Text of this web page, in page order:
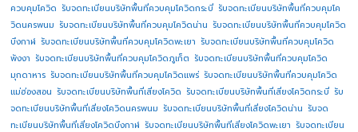
ควบคุมโควิด รับจดทะเบียนบริษัทพื้นที่ควบคุมโควิดกระบี่ รับจดทะเบียนบริษัทพื้นที่ควบคุมโค
วิดนครพนม รับจดทะเบียนบริษัทพื้นที่ควบคุมโควิดน่าน รับจดทะเบียนบริษัทพื้นที่ควบคุมโควิด
บึงกาฬ รับจดทะเบียนบริษัทพื้นที่ควบคุมโควิดพะเยา รับจดทะเบียนบริษัทพื้นที่ควบคุมโควิด
พังงา รับจดทะเบียนบริษัทพื้นที่ควบคุมโควิดภูเก็ต รับจดทะเบียนบริษัทพื้นที่ควบคุมโควิด
มุกดาหาร รับจดทะเบียนบริษัทพื้นที่ควบคุมโควิดแพร่ รับจดทะเบียนบริษัทพื้นที่ควบคุมโควิด
แม่ฮ่องสอน รับจดทะเบียนบริษัทพื้นที่เสี่ยงโควิด รับจดทะเบียนบริษัทพื้นที่เสี่ยงโควิดกระบี่ รับ
จดทะเบียนบริษัทพื้นที่เสี่ยงโควิดนครพนม รับจดทะเบียนบริษัทพื้นที่เสี่ยงโควิดน่าน รับจด
ทะเบียนบริษัทพื้นที่เสี่ยงโควิดบึงกาฬ รับจดทะเบียนบริษัทพื้นที่เสี่ยงโควิดพะเยา รับจดทะเบียน